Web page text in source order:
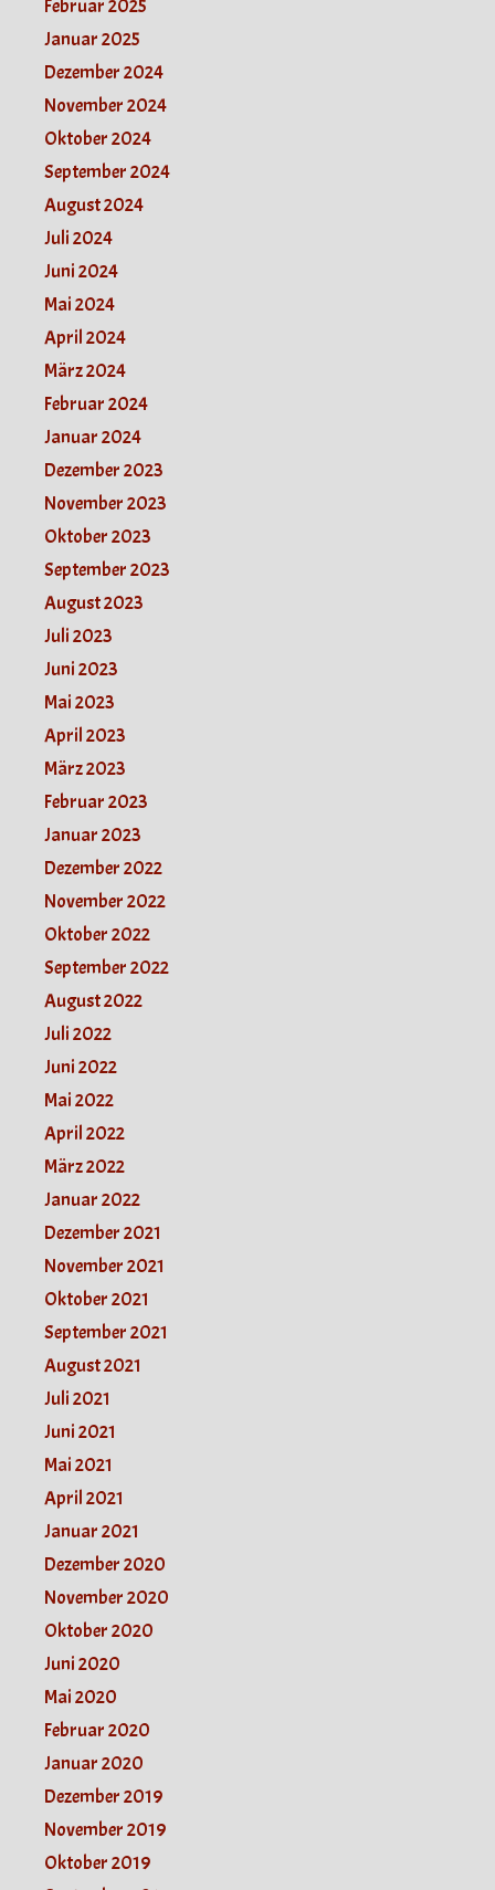
Februar 2025
Januar 2025
Dezember 2024
November 2024
Oktober 2024
September 2024
August 2024
Juli 2024
Juni 2024
Mai 2024
April 2024
März 2024
Februar 2024
Januar 2024
Dezember 2023
November 2023
Oktober 2023
September 2023
August 2023
Juli 2023
Juni 2023
Mai 2023
April 2023
März 2023
Februar 2023
Januar 2023
Dezember 2022
November 2022
Oktober 2022
September 2022
August 2022
Juli 2022
Juni 2022
Mai 2022
April 2022
März 2022
Januar 2022
Dezember 2021
November 2021
Oktober 2021
September 2021
August 2021
Juli 2021
Juni 2021
Mai 2021
April 2021
Januar 2021
Dezember 2020
November 2020
Oktober 2020
Juni 2020
Mai 2020
Februar 2020
Januar 2020
Dezember 2019
November 2019
Oktober 2019